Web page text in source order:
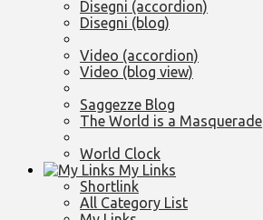
Disegni (accordion)
Disegni (blog)
Video (accordion)
Video (blog view)
Saggezze Blog
The World is a Masquerade
World Clock
My Links
Shortlink
All Category List